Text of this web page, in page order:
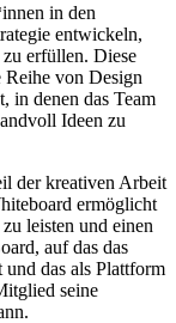
in den
entwickeln,
erfüllen. Diese
von Design
in denen das Team
Ideen zu
der kreativen Arbeit
ermöglicht
leisten und einen
auf das das
das als Plattform
seine